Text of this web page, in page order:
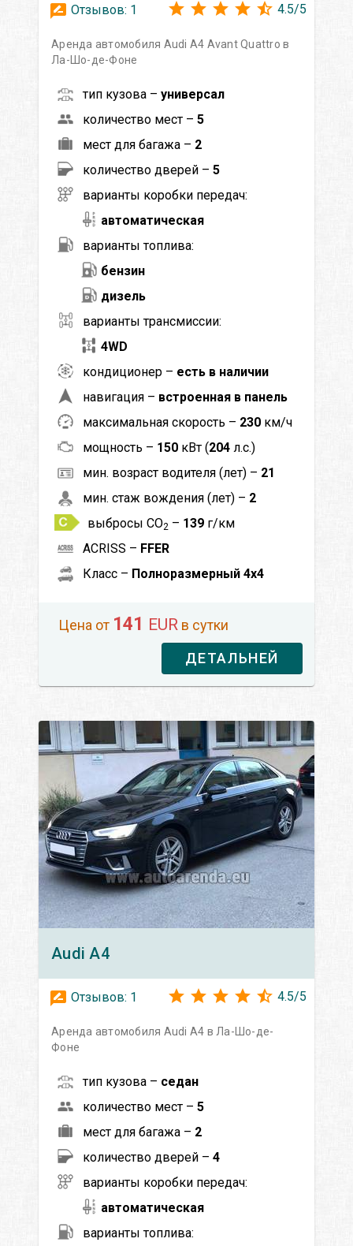
Отзывов: 1 4.5/5
Аренда автомобиля Audi A4 Avant Quattro в
Ла-Шо-де-Фоне
тип кузова – универсал
количество мест – 5
мест для багажа – 2
количество дверей – 5
варианты коробки передач:
автоматическая
варианты топлива:
бензин
дизель
варианты трансмиссии:
4WD
кондиционер – есть в наличии
навигация – встроенная в панель
максимальная скорость – 230 км/ч
мощность – 150 кВт (204 л.с.)
мин. возраст водителя (лет) – 21
мин. стаж вождения (лет) – 2
выбросы CO2 – 139 г/км
ACRISS – FFER
Класс – Полноразмерный 4x4
Цена от 141 EUR в сутки
ДЕТАЛЬНЕЙ
Audi A4
Отзывов: 1 4.5/5
Аренда автомобиля Audi A4 в Ла-Шо-де-
Фоне
тип кузова – седан
количество мест – 5
мест для багажа – 2
количество дверей – 4
варианты коробки передач:
автоматическая
варианты топлива: